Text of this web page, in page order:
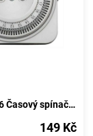
Solight DT06 Časový spínač mechanický denní
149 Kč